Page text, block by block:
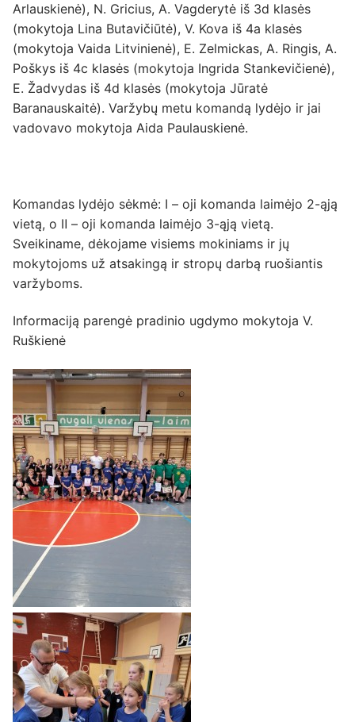
Arlauskienė), N. Gricius, A. Vagderytė iš 3d klasės
(mokytoja Lina Butavičiūtė), V. Kova iš 4a klasės
(mokytoja Vaida Litvinienė), E. Zelmickas, A. Ringis, A.
Poškys iš 4c klasės (mokytoja Ingrida Stankevičienė),
E. Žadvydas iš 4d klasės (mokytoja Jūratė
Baranauskaitė). Varžybų metu komandą lydėjo ir jai
vadovavo mokytoja Aida Paulauskienė.
Komandas lydėjo sėkmė: Ⅰ – oji komanda laimėjo 2-ąją
vietą, o Ⅱ – oji komanda laimėjo 3-ąją vietą.
Sveikiname, dėkojame visiems mokiniams ir jų
mokytojoms už atsakingą ir stropų darbą ruošiantis
varžyboms.
Informaciją parengė pradinio ugdymo mokytoja V.
Ruškienė